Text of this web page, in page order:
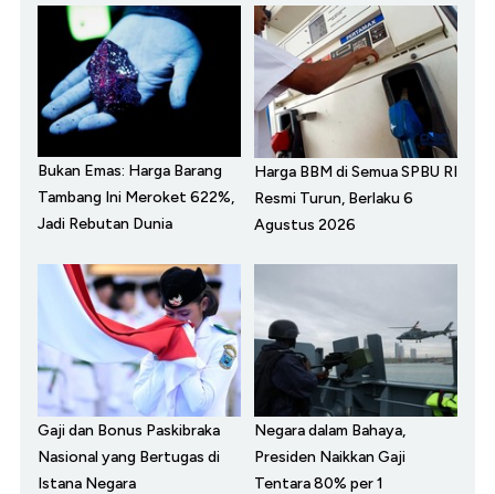
Bukan Emas: Harga Barang
Tambang Ini Meroket 622%,
Jadi Rebutan Dunia
Harga BBM di Semua SPBU RI
Resmi Turun, Berlaku 6
Agustus 2026
Gaji dan Bonus Paskibraka
Nasional yang Bertugas di
Istana Negara
Negara dalam Bahaya,
Presiden Naikkan Gaji
Tentara 80% per 1